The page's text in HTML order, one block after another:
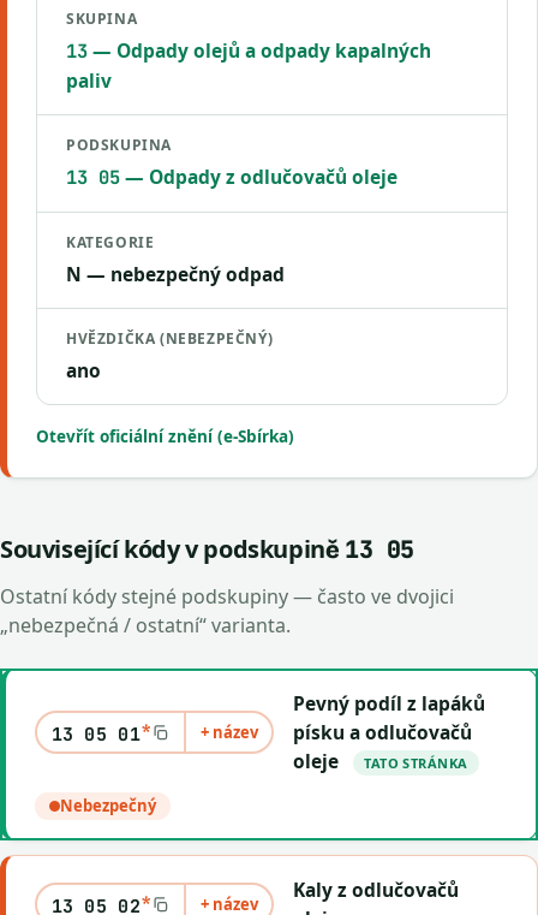
SKUPINA
13— Odpady olejů a odpady kapalných
paliv
PODSKUPINA
13 05— Odpady z odlučovačů oleje
KATEGORIE
N — nebezpečný odpad
HVĚZDIČKA (NEBEZPEČNÝ)
ano
Otevřít oficiální znění (e-Sbírka)
Související kódy v podskupině 13 05
Ostatní kódy stejné podskupiny — často ve dvojici
„nebezpečná / ostatní“ varianta.
13 05 01* + název
Pevný podíl z lapáků
písku a odlučovačů
oleje
TATO STRÁNKA
Nebezpečný
13 05 02* + název
Kaly z odlučovačů